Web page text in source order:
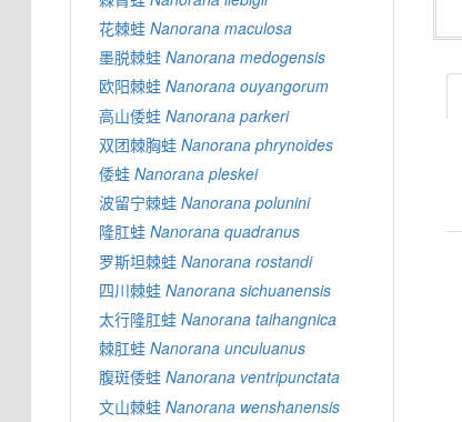
花棘蛙Nanorana maculosa
墨脱棘蛙Nanorana medogensis
欧阳棘蛙Nanorana ouyangorum
高山倭蛙Nanorana parkeri
双团棘胸蛙Nanorana phrynoides
倭蛙Nanorana pleskei
波留宁棘蛙Nanorana polunini
隆肛蛙Nanorana quadranus
罗斯坦棘蛙Nanorana rostandi
四川棘蛙Nanorana sichuanensis
太行隆肛蛙Nanorana taihangnica
棘肛蛙Nanorana unculuanus
腹斑倭蛙Nanorana ventripunctata
文山棘蛙Nanorana wenshanensis